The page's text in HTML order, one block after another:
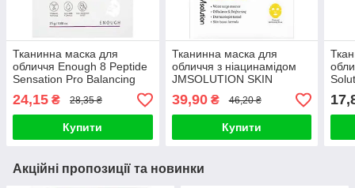
Тканинна маска для
обличчя Enough 8 Peptide
Sensation Pro Balancing
Mask 25g
24,15 ₴ 28,35 ₴
Купити
Тканинна маска для
обличчя з ніацинамідом
JMSOLUTION SKIN
BOOST NIACINAMIDE
MASK 1.0
39,90₴ 46,20 ₴
Купити
Акційні пропозиції та новинки